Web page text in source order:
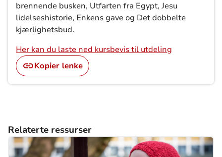
brennende busken, Utfarten fra Egypt, Jesu
lidelseshistorie, Enkens gave og Det dobbelte
kjærlighetsbud.
Her kan du laste ned kursbevis til utdeling
Kopier lenke
Relaterte ressurser